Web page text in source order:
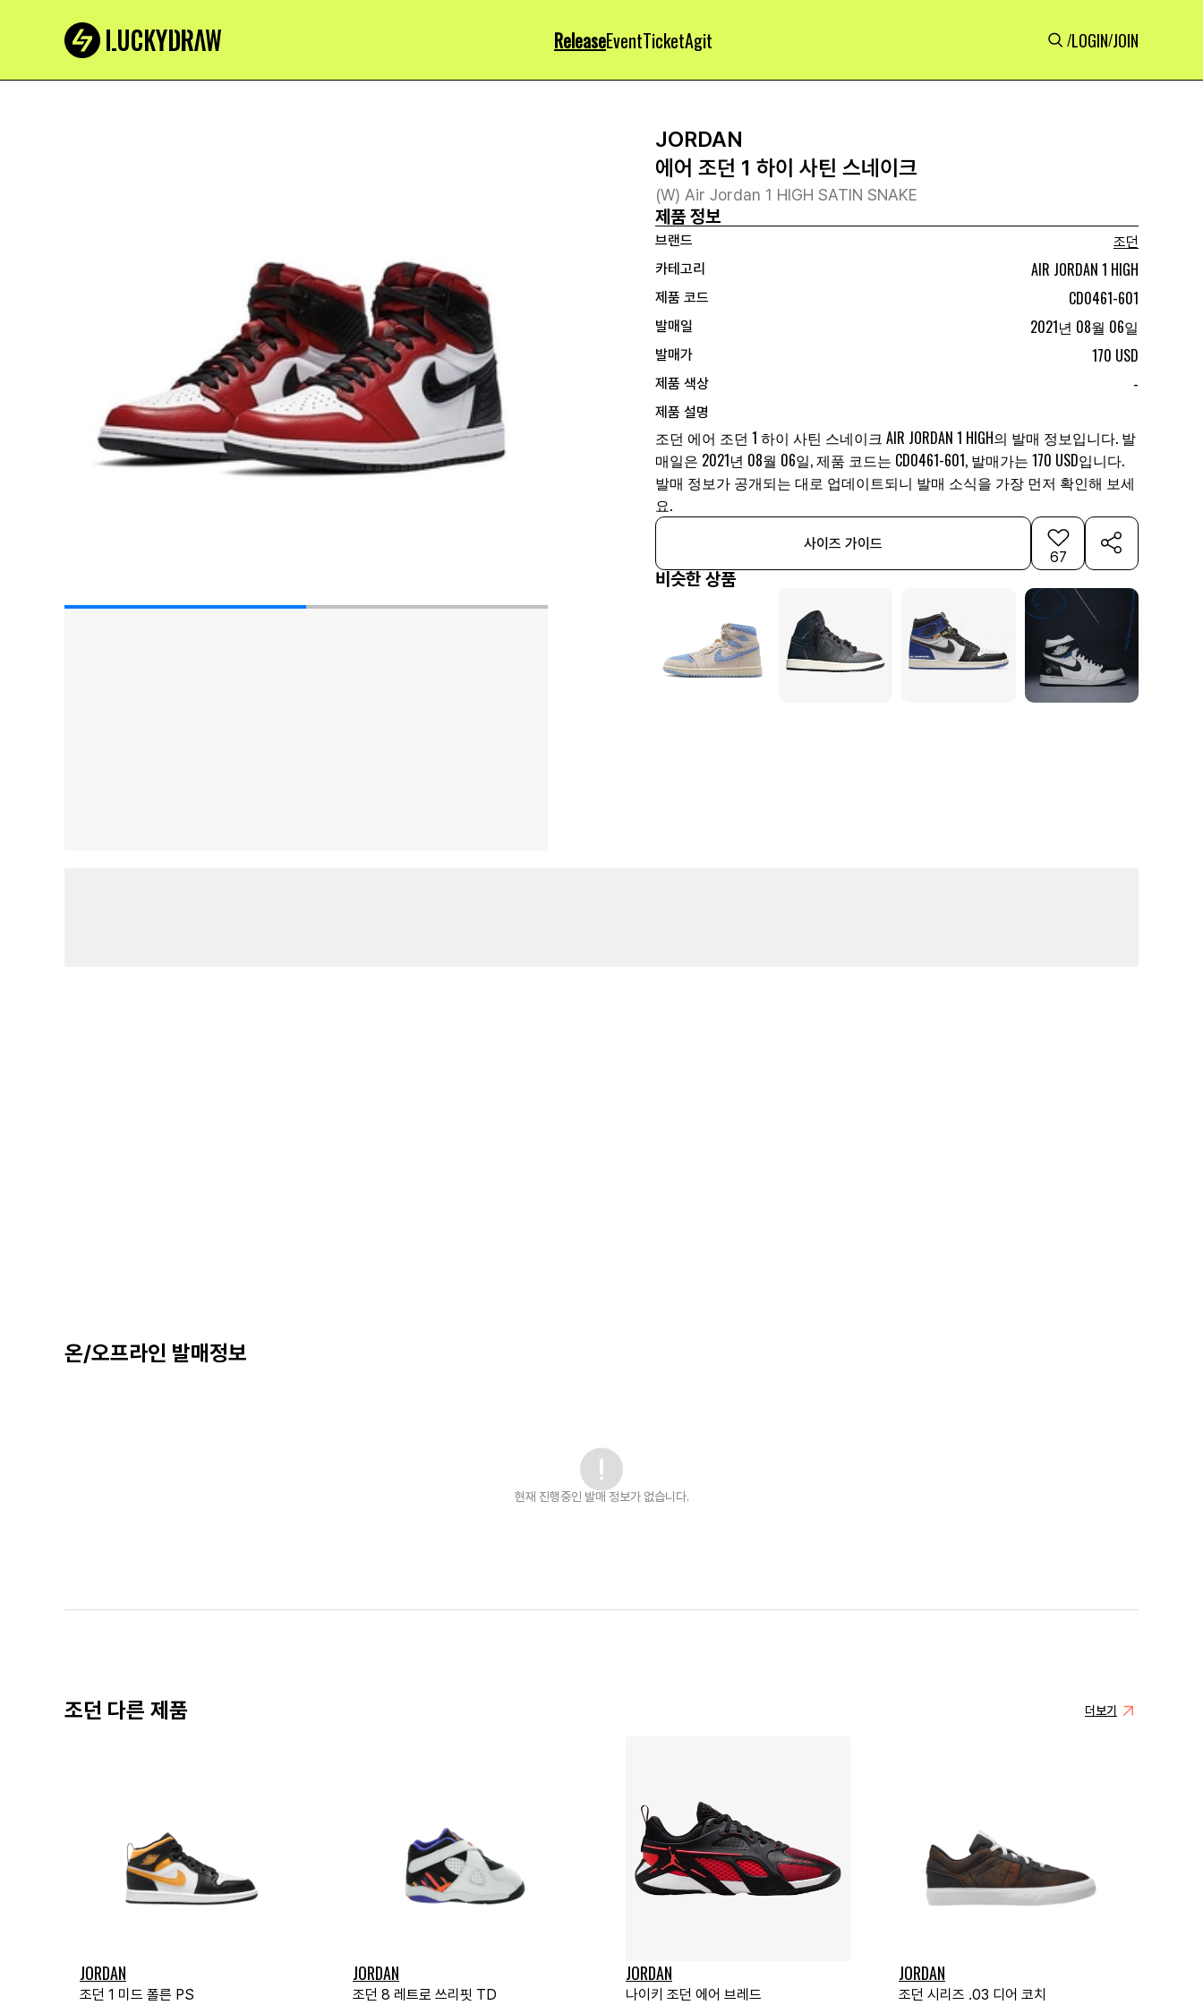
ReleaseEventTicketAgit /LOGIN/JOIN
JORDAN
에어 조던 1 하이 사틴 스네이크
(W) Air Jordan 1 HIGH SATIN SNAKE
제품 정보
브랜드
조던
카테고리
AIR JORDAN 1 HIGH
제품 코드 CD0461-601
발매일 2021년 08월 06일
발매가 170 USD
제품 색상 -
제품 설명
조던 에어 조던 1 하이 사틴 스네이크 AIR JORDAN 1 HIGH의 발매 정보입니다. 발
매일은 2021년 08월 06일, 제품 코드는 CD0461-601, 발매가는 170 USD입니다.
발매 정보가 공개되는 대로 업데이트되니 발매 소식을 가장 먼저 확인해 보세
요.
사이즈 가이드
67
비슷한 상품
온/오프라인 발매정보
현재 진행중인 발매 정보가 없습니다.
조던 다른 제품 더보기
JORDAN
조던 1 미드 폴른 PS
JORDAN
조던 8 레트로 쓰리핏 TD
JORDAN
나이키 조던 에어 브레드
JORDAN
조던 시리즈 .03 디어 코치